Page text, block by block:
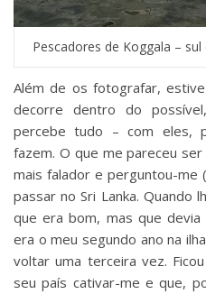
Pescadores de Koggala –
Além de os fotografar,
decorre dentro do
percebe tudo – com eles,
fazem. O que me pareceu
mais falador e perguntou-me
passar no Sri Lanka. Quando
que era bom, mas que
era o meu segundo ano na
voltar uma terceira vez.
seu país cativar-me e que,